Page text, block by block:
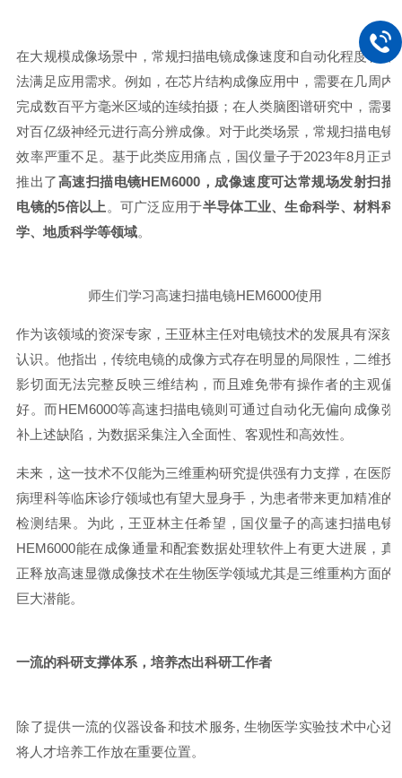
在大规模成像场景中，常规扫描电镜成像速度和自动化程度都无
法满足应用需求。例如，在芯片结构成像应用中，需要在几周内
完成数百平方毫米区域的连续拍摄；在人类脑图谱研究中，需要
对百亿级神经元进行高分辨成像。对于此类场景，常规扫描电镜
效率严重不足。基于此类应用痛点，国仪量子于2023年8月正式
推出了高速扫描电镜HEM6000，成像速度可达常规场发射扫描
电镜的5倍以上 。可广泛应用于半导体工业、生命科学、材料科
学、地质科学等领域。
师生们学习高速扫描电镜HEM6000使用
作为该领域的资深专家，王亚林主任对电镜技术的发展具有深刻
认识。他指出，传统电镜的成像方式存在明显的局限性，二维投
影切面无法完整反映三维结构，而且难免带有操作者的主观偏
好。而HEM6000等高速扫描电镜则可通过自动化无偏向成像弥
补上述缺陷，为数据采集注入全面性、客观性和高效性。
未来，这一技术不仅能为三维重构研究提供强有力支撑，在医院
病理科等临床诊疗领域也有望大显身手，为患者带来更加精准的
检测结果。为此，王亚林主任希望，国仪量子的高速扫描电镜
HEM6000能在成像通量和配套数据处理软件上有更大进展，真
正释放高速显微成像技术在生物医学领域尤其是三维重构方面的
巨大潜能。
一流的科研支撑体系，培养杰出科研工作者
除了提供一流的仪器设备和技术服务, 生物医学实验技术中心还
将人才培养工作放在重要位置。